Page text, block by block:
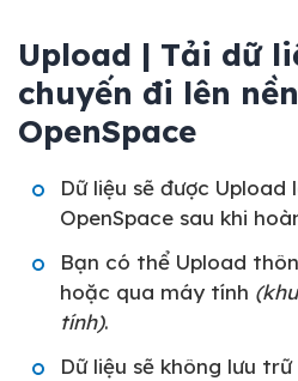
Upload | Tải dữ
chuyến đi lên
OpenSpace
Dữ liệu sẽ được Upload
OpenSpace sau khi
Bạn có thể Upload
hoặc qua máy tính
tính).
Dữ liệu sẽ không lưu